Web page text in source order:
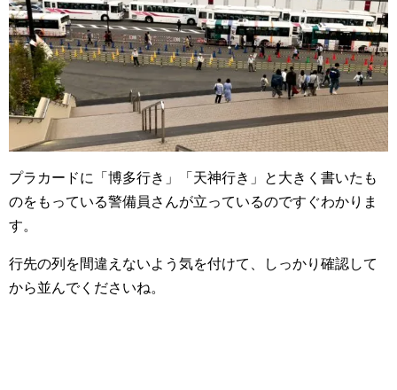
プラカードに「博多行き」「天神行き」と大きく書いたも
のをもっている警備員さんが立っているのですぐわかりま
す。
行先の列を間違えないよう気を付けて、しっかり確認して
から並んでくださいね。